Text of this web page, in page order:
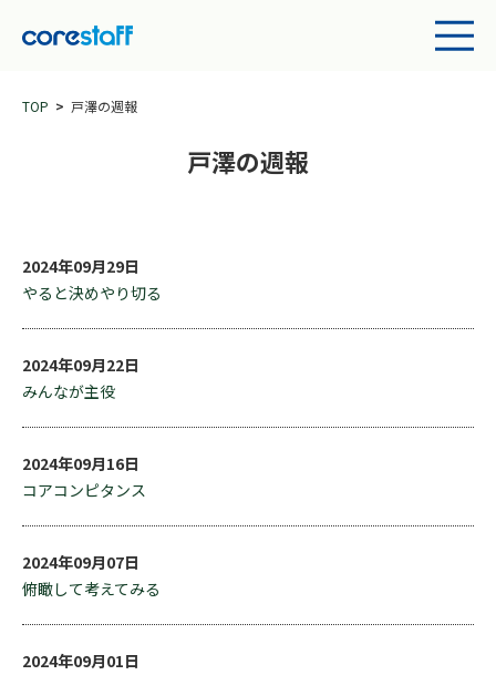
TOP 戸澤の週報
戸澤の週報
2024年09月29日
やると決めやり切る
2024年09月22日
みんなが主役
2024年09月16日
コアコンピタンス
2024年09月07日
俯瞰して考えてみる
2024年09月01日